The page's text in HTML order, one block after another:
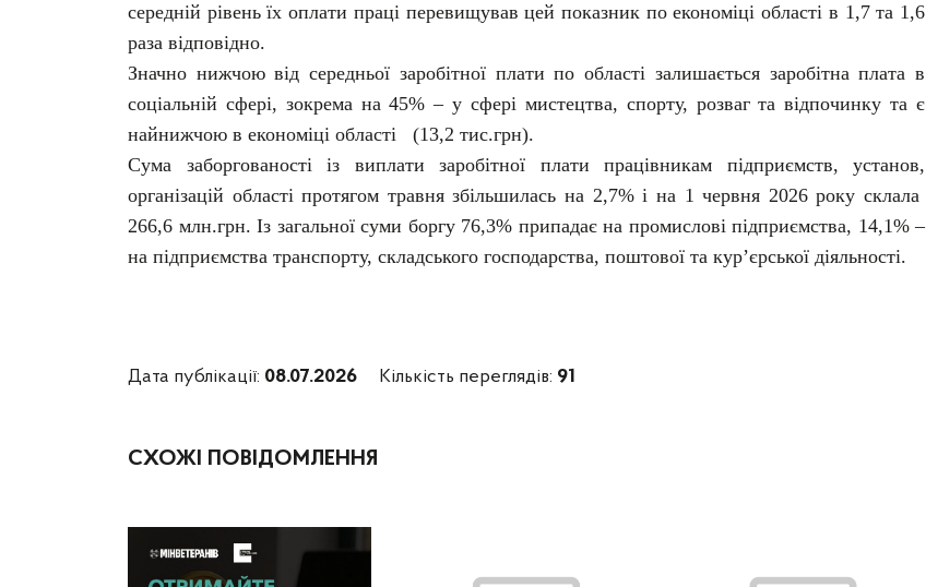
середній рівень їх оплати праці перевищував цей показник по економіці області в 1,7 та 1,6
раза відповідно.
Значно нижчою від середньої заробітної плати по області залишається заробітна плата в
соціальній сфері, зокрема на 45% – у сфері мистецтва, спорту, розваг та відпочинку та є
найнижчою в економіці області (13,2 тис.грн).
Сума заборгованості із виплати заробітної плати працівникам підприємств, установ,
організацій області протягом травня збільшилась на 2,7% і на 1 червня 2026 року склала
266,6 млн.грн. Із загальної суми боргу 76,3% припадає на промислові підприємства, 14,1% –
на підприємства транспорту, складського господарства, поштової та кур’єрської діяльності.
Дата публікації: 08.07.2026 Кількість переглядів: 91
СХОЖІ ПОВІДОМЛЕННЯ